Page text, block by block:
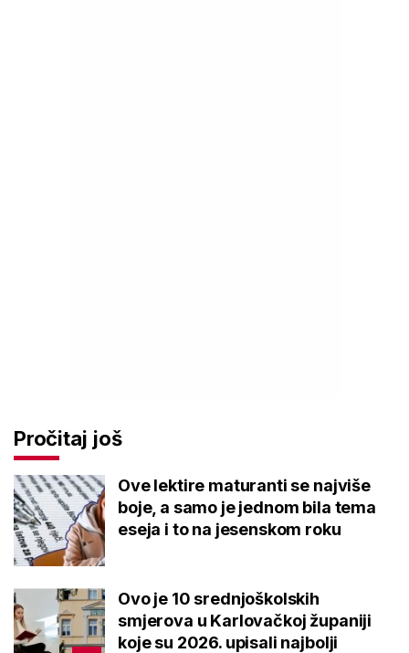
Pročitaj još
Ove lektire maturanti se najviše
boje, a samo je jednom bila tema
eseja i to na jesenskom roku
Ovo je 10 srednjoškolskih
smjerova u Karlovačkoj županiji
koje su 2026. upisali najbolji